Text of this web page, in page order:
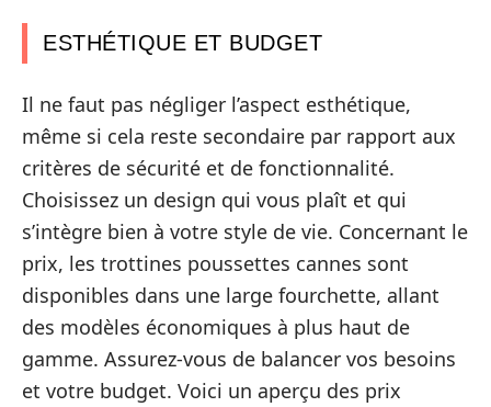
ESTHÉTIQUE ET BUDGET
Il ne faut pas négliger l’aspect esthétique,
même si cela reste secondaire par rapport aux
critères de sécurité et de fonctionnalité.
Choisissez un design qui vous plaît et qui
s’intègre bien à votre style de vie. Concernant le
prix, les trottines poussettes cannes sont
disponibles dans une large fourchette, allant
des modèles économiques à plus haut de
gamme. Assurez-vous de balancer vos besoins
et votre budget. Voici un aperçu des prix